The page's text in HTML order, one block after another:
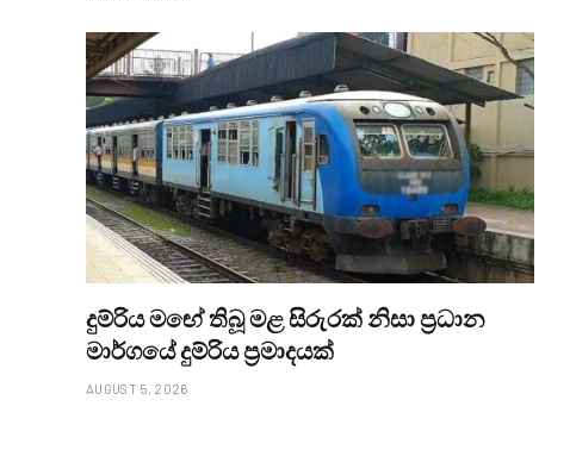
දුම්රිය මඟේ තිබූ මළ සිරුරක් නිසා ප්‍රධාන
මාර්ගයේ දුම්රිය ප්‍රමාදයක්
AUGUST 5, 2026